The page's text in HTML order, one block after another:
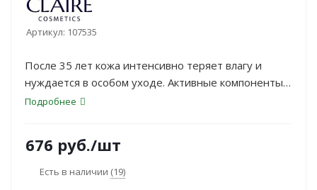
Артикул: 107535
После 35 лет кожа интенсивно теряет влагу и
нуждается в особом уходе. Активные компоненты в
составе дневного крема COLLAGEN ACTIVE PRO
Подробнее
676 руб./шт
Есть в наличии (19)